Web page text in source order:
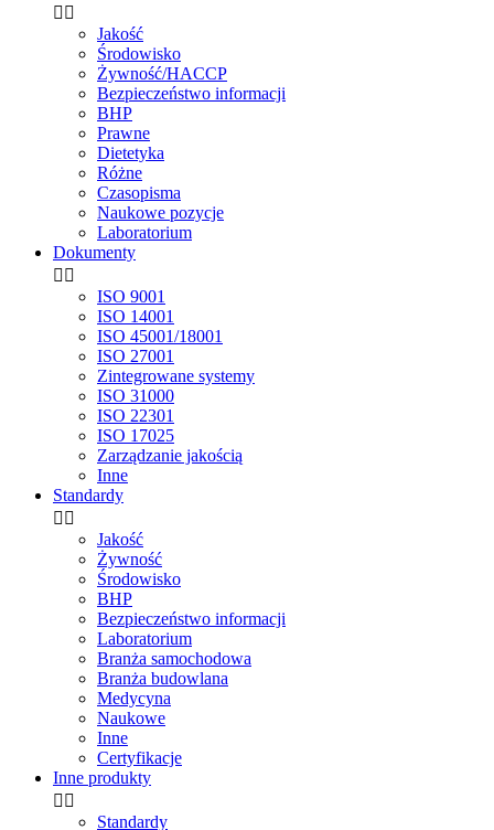
 
Jakość
Środowisko
Żywność/HACCP
Bezpieczeństwo informacji
BHP
Prawne
Dietetyka
Różne
Czasopisma
Naukowe pozycje
Laboratorium
Dokumenty
 
ISO 9001
ISO 14001
ISO 45001/18001
ISO 27001
Zintegrowane systemy
ISO 31000
ISO 22301
ISO 17025
Zarządzanie jakością
Inne
Standardy
 
Jakość
Żywność
Środowisko
BHP
Bezpieczeństwo informacji
Laboratorium
Branża samochodowa
Branża budowlana
Medycyna
Naukowe
Inne
Certyfikacje
Inne produkty
 
Standardy